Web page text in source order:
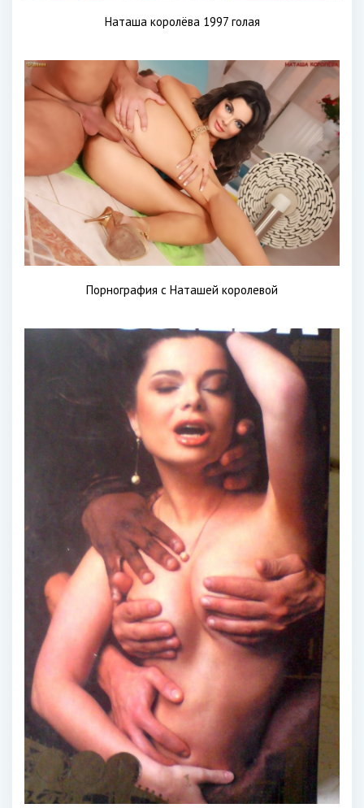
Наташа королёва 1997 голая
Порнография с Наташей королевой